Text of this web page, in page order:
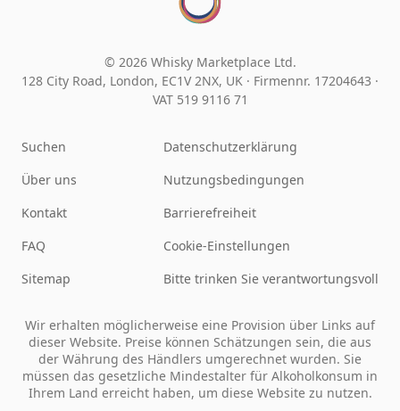
© 2026 Whisky Marketplace Ltd.
128 City Road, London, EC1V 2NX, UK · Firmennr. 17204643 ·
VAT 519 9116 71
Suchen
Über uns
Kontakt
FAQ
Sitemap
Datenschutzerklärung
Nutzungsbedingungen
Barrierefreiheit
Cookie-Einstellungen
Bitte trinken Sie verantwortungsvoll
Wir erhalten möglicherweise eine Provision über Links auf
dieser Website. Preise können Schätzungen sein, die aus
der Währung des Händlers umgerechnet wurden. Sie
müssen das gesetzliche Mindestalter für Alkoholkonsum in
Ihrem Land erreicht haben, um diese Website zu nutzen.